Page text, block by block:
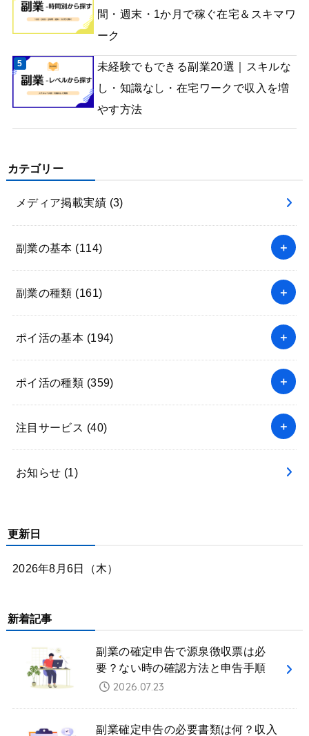
間・週末・1か月で稼ぐ在宅＆スキマワ
ーク
未経験でもできる副業20選｜スキルな
し・知識なし・在宅ワークで収入を増
やす方法
カテゴリー
メディア掲載実績 (3)
副業の基本 (114)
副業の種類 (161)
ポイ活の基本 (194)
ポイ活の種類 (359)
注目サービス (40)
お知らせ (1)
更新日
2026年8月6日（木）
新着記事
副業の確定申告で源泉徴収票は必
要？ない時の確認方法と申告手順
2026.07.23
副業確定申告の必要書類は何？収入